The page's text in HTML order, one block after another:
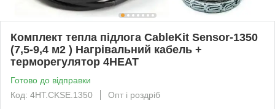
Комплект тепла підлога CableKit Sensor-1350
(7,5-9,4 м2 ) Нагрівальний кабель +
терморегулятор 4HEAT
Готово до відправки
Код: 4HT.CKSE.1350
Опт і роздріб